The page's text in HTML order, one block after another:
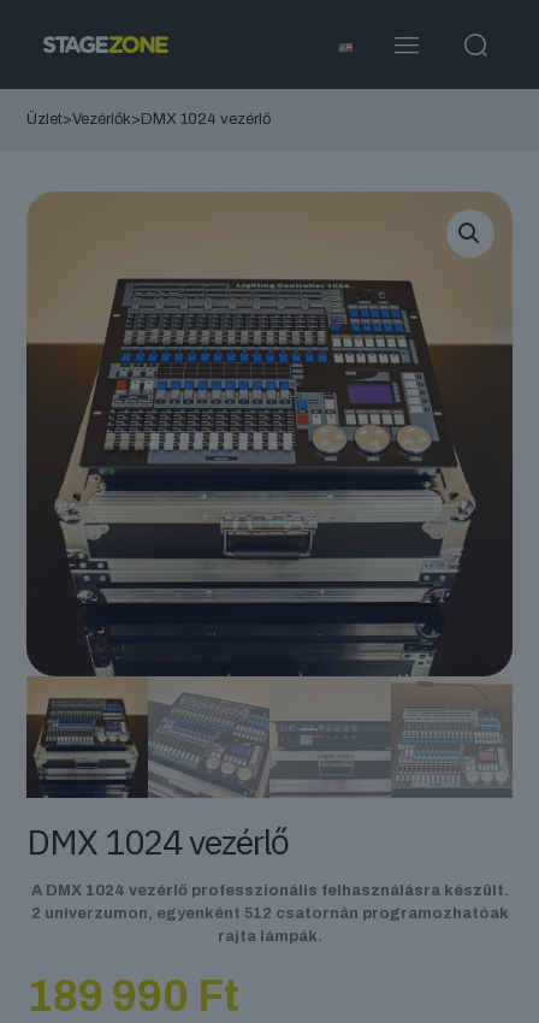
Üzlet>Vezérlők> DMX 1024 vezérlő
DMX 1024 vezérlő
A DMX 1024 vezérlő professzionális felhasználásra készült.
2 univerzumon, egyenként 512 csatornán programozhatóak
rajta lámpák.
189 990 Ft